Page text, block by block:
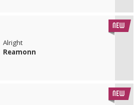
Alright
Reamonn